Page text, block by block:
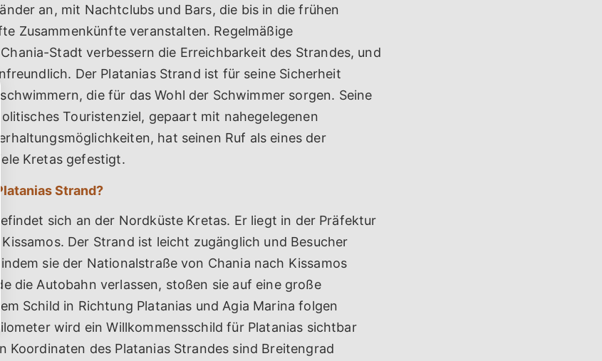
an, mit Nachtclubs und Bars, die bis in die frühen
Zusammenkünfte veranstalten. Regelmäßige
Stadt verbessern die Erreichbarkeit des Strandes, und
Der Platanias Strand ist für seine Sicherheit
die für das Wohl der Schwimmer sorgen. Seine
Touristenziel, gepaart mit nahegelegenen
hat seinen Ruf als eines der
Kretas gefestigt.
Strand?
sich an der Nordküste Kretas. Er liegt in der Präfektur
Der Strand ist leicht zugänglich und Besucher
sie der Nationalstraße von Chania nach Kissamos
die Autobahn verlassen, stoßen sie auf eine große
Schild in Richtung Platanias und Agia Marina folgen
wird ein Willkommensschild für Platanias sichtbar
Koordinaten des Platanias Strandes sind Breitengrad